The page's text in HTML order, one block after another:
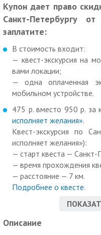
Купон дает право
Санкт-Петербургу
заплатите:
В стоимость входит:
— квест-экскурсия на
вами локации;
— одна оплаченная
мобильном устройстве.
475 р. вместо 950 р. за
исполняет желания».
Квест-экскурсия по
исполняет желания»):
— старт квеста — Санкт-
— время прохождения
— расстояние — 7 км.
Подробнее о квесте.
475 р. вместо 950 р.
Квест-экскурсия по
Описание